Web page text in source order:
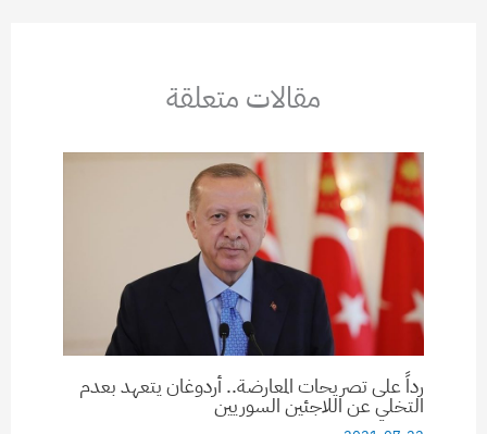
مقالات متعلقة
رداً على تصريحات المعارضة.. أردوغان يتعهد بعدم
التخلي عن اللاجئين السوريين